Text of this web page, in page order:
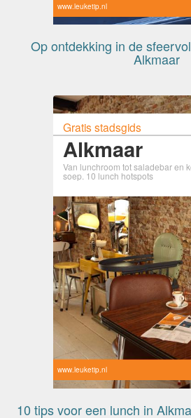
www.leuketip.nl
Op ontdekking in de
Alkmaar
Gratis stadsgids
Alkmaar
Van lunchroom tot saladebar en
soep. 10 lunch hotspots
www.leuketip.nl
10 tips voor een lunch in